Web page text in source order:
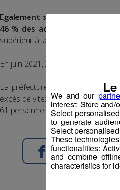
Egalement selon les données
46 % des accidents mortels
supérieur à la moyenne nationale
En juin 2021, 2 motards sont
La préfecture de Haute-Savoie
excès de vitesse dans le
61 personnes ont perdu leurs
Partager sur
We and our
interest: Store
Select
to generate
Select
These
functionalities:
and combine
characteristics for